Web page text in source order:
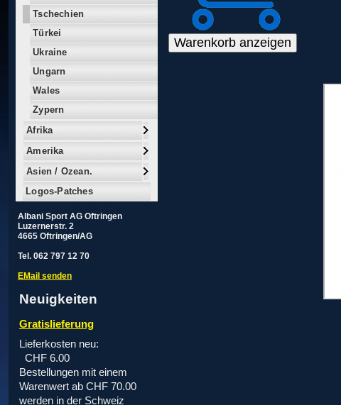
Tschechien
Türkei
Ukraine
Ungarn
Wales
Zypern
Afrika
Amerika
Asien / Ozean.
Logos-Patches
Albani Sport AG Oftringen
Luzernerstr. 2
4665 Oftringen/AG
Tel. 062 797 12 70
EMail senden
Neuigkeiten
Gratislieferung
Lieferkosten neu:
CHF 6.00
Bestellungen mit einem
Warenwert ab CHF 70.00
werden in der Schweiz